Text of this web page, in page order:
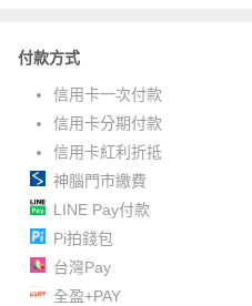
付款方式
信用卡一次付款
信用卡分期付款
信用卡紅利折抵
神腦門市繳費
LINE Pay付款
Pi拍錢包
台灣Pay
全盈+PAY